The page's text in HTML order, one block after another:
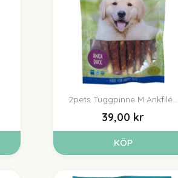
Snabbvy
2pets Tuggpinne M Ankfilé...
39,00 kr
KÖP